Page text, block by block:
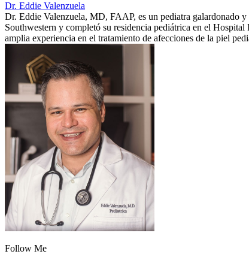
Dr. Eddie Valenzuela
Dr. Eddie Valenzuela, MD, FAAP, es un pediatra
Southwestern y completó su residencia pediátrica en el
amplia experiencia en el tratamiento de afecciones de la piel
Follow Me